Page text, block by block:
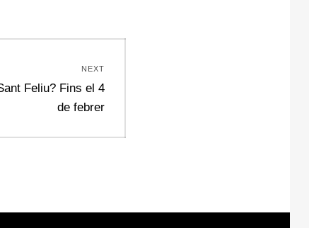
NEXT
Feliu? Fins el 4
de febrer